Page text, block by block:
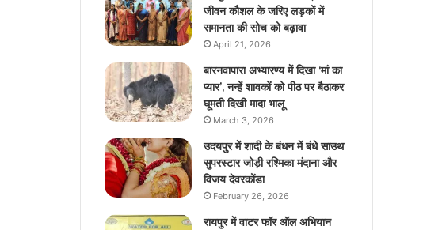
जीवन कौशल के जरिए लड़कों में
समानता की सोच को बढ़ावा
April 21, 2026
बारनवापारा अभ्यारण्य में दिखा ‘मां का
प्यार’, नन्हें शावकों को पीठ पर बैठाकर
घूमती दिखी मादा भालू
March 3, 2026
उदयपुर में शादी के बंधन में बंधे साउथ
सुपरस्टार जोड़ी रश्मिका मंदाना और
विजय देवरकोंडा
February 26, 2026
रायपुर में वाटर फॉर ऑल अभियान